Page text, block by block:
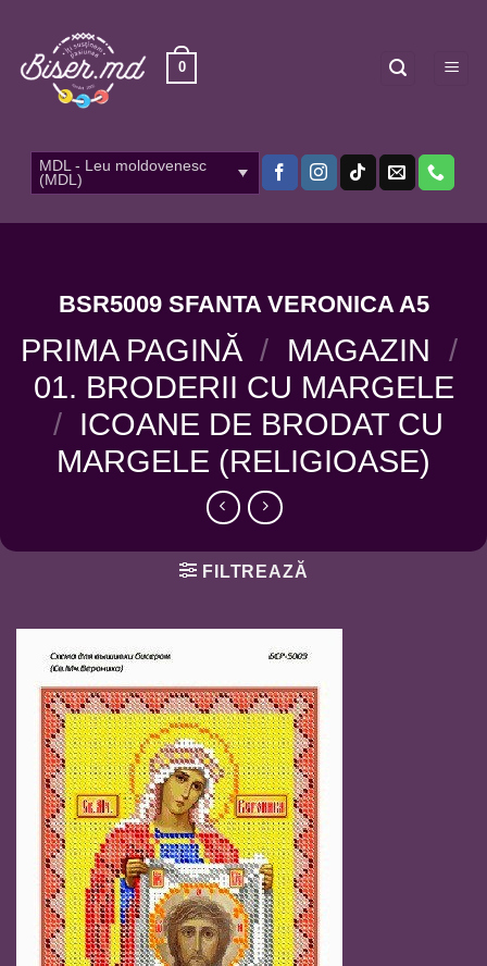
content
0
MDL - Leu moldovenesc
(MDL)
BSR5009 SFANTA VERONICA A5
PRIMA PAGINĂ / MAGAZIN /
01. BRODERII CU MARGELE
/ ICOANE DE BRODAT CU
MARGELE (RELIGIOASE)
FILTREAZĂ